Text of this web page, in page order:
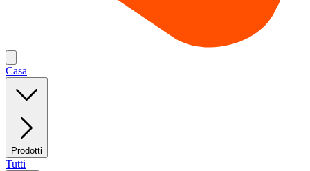
Casa
Prodotti
Tutti